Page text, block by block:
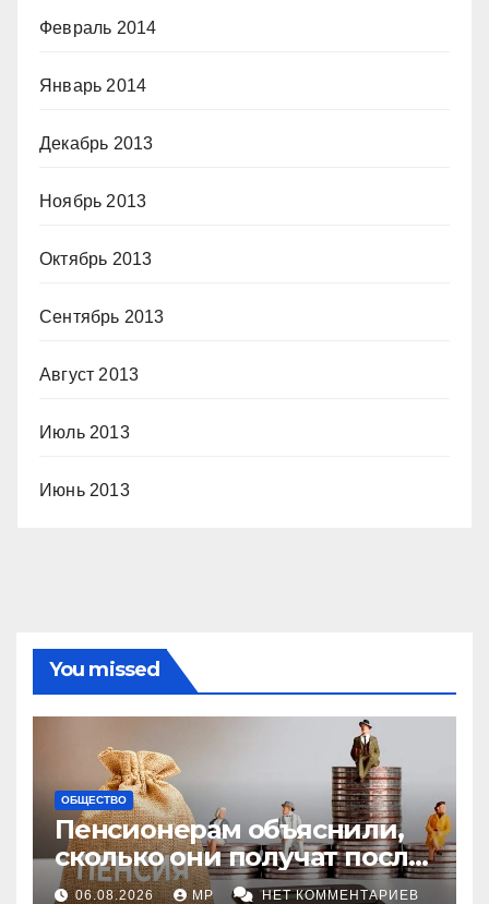
Февраль 2014
Январь 2014
Декабрь 2013
Ноябрь 2013
Октябрь 2013
Сентябрь 2013
Август 2013
Июль 2013
Июнь 2013
You missed
ОБЩЕСТВО
Пенсионерам объяснили,
сколько они получат после
индексации
06.08.2026 MP НЕТ КОММЕНТАРИЕВ